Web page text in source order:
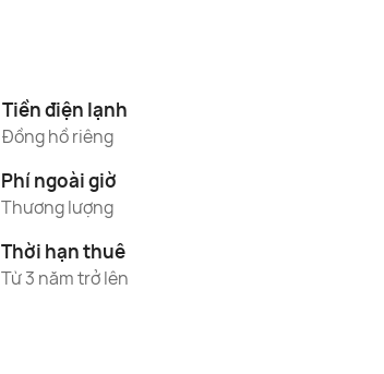
Tiền điện lạnh
Đồng hồ riêng
Phí ngoài giờ
Thương lượng
Thời hạn thuê
Từ 3 năm trở lên